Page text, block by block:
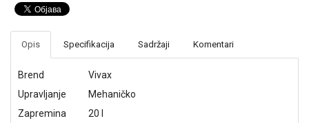
TELA
SVE
KUCU
ALAT
FITNES
Opis Specifikacija Sadržaji Komentari
Brend
Vivax
Upravljanje
Mehaničko
Zapremina
20 l